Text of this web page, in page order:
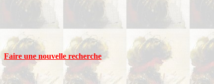
Faire une nouvelle recherche